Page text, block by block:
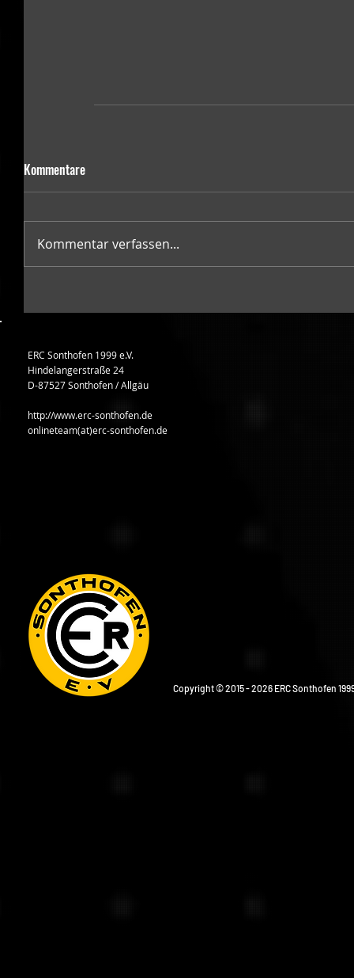
Kommentare
Kommentar verfassen...
ERC Sonthofen 1999 e.V.
Hindelangerstraße 24
D-87527 Sonthofen / Allgäu
http://www.erc-sonthofen.de
onlineteam(at)erc-sonthofen.de
Copyright © 2015 - 2026 ERC Sonthofen